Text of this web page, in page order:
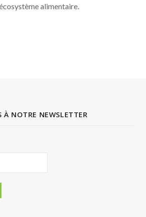
alimentaire.
NOTRE NEWSLETTER